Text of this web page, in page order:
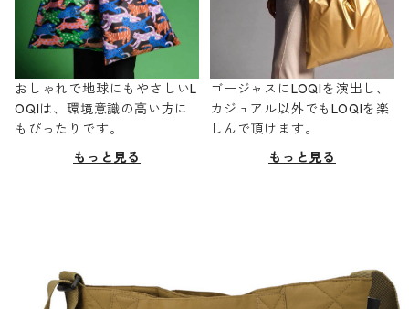
おしゃれで地球にもやさしいL
OQIは、環境意識の高い方に
もぴったりです。
もっと見る
ゴージャスにLOQIを演出し、
カジュアル以外でもLOQIを楽
しんで頂けます。
もっと見る